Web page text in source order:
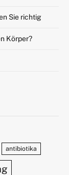
Sie richtig
Körper?
antibiotika